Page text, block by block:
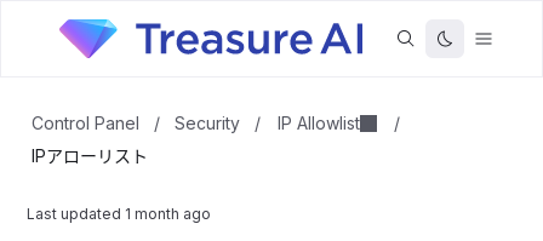
Control Panel / Security / IP Allowlist
/
IPアローリスト
Last updated 1 month ago